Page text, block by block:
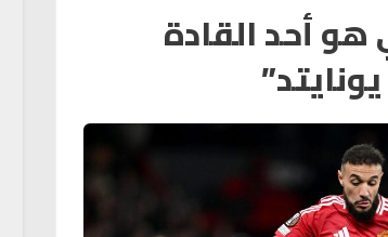
هو أحد القادة